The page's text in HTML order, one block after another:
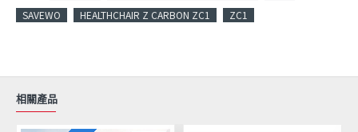
SAVEWO
HEALTHCHAIR Z CARBON ZC1 ZC1
相關產品